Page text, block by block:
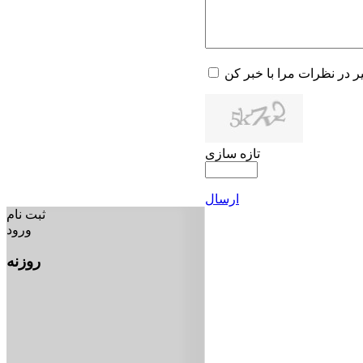
در نظرات مرا با خبر کن
تازه سازی
ارسال
ثبت نام
ورود
روزنه